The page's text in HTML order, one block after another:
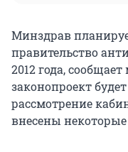
Минздрав
правительство
2012 года,
законопроект
рассмотрение
внесены